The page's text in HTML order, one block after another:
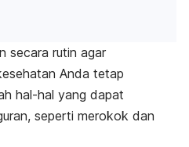
secara rutin agar
Anda tetap
hal-hal yang dapat
seperti merokok dan